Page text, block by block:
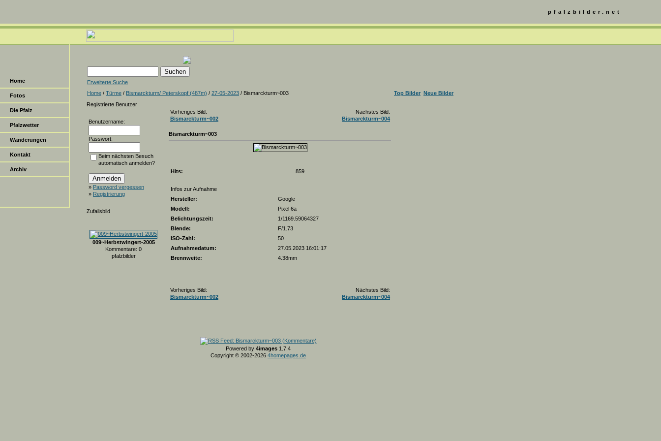
Home
Fotos
Die Pfalz
Pfalzwetter
Wanderungen
Kontakt
Archiv
pfalzbilder.net
Erweiterte Suche
Home / Türme / Bismarckturm/ Peterskopf (487m) / 27-05-2023 / Bismarckturm~003 Top Bilder Neue Bilder
Registrierte Benutzer
Benutzername:
Passwort:
Beim nächsten Besuch
automatisch anmelden?
» Password vergessen
» Registrierung
Zufallsbild
009~Herbstwingert-2005
Kommentare: 0
pfalzbilder
Vorheriges Bild:
Bismarckturm~002
Nächstes Bild:
Bismarckturm~004
Bismarckturm~003
Hits: 859
Infos zur Aufnahme
Hersteller:
Google
Modell:
Pixel 6a
Belichtungszeit:
1/1169.59064327
Blende:
F/1.73
ISO-Zahl:
50
Aufnahmedatum:
27.05.2023 16:01:17
Brennweite:
4.38mm
Vorheriges Bild:
Bismarckturm~002
Nächstes Bild:
Bismarckturm~004
Powered by 4images 1.7.4
Copyright © 2002-2026 4homepages.de